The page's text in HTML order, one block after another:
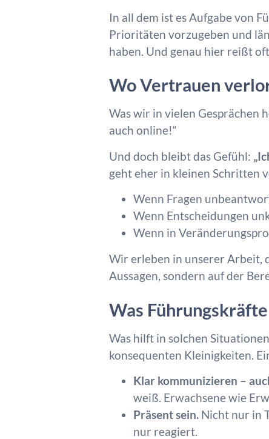
In all dem ist es Aufgabe von
Prioritäten vorzugeben und
haben. Und genau hier reißt
Wo Vertrauen
Was wir in vielen Gesprächen
auch online!“
Und doch bleibt das Gefühl:
geht eher in kleinen Schritten
Wenn Fragen
Wenn Entscheidungen
Wenn in
Wir erleben in unserer Arbeit,
Aussagen, sondern auf der
Was
Was hilft in solchen
konsequenten Kleinigkeiten.
Klar kommunizieren –
weiß. Erwachsene wie
Präsent sein. Nicht nur in
nur reagiert.